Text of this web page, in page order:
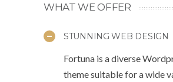
WHAT WE OFFER
STUNNING WEB DESIGN
Fortuna is a diverse
theme suitable for a wide